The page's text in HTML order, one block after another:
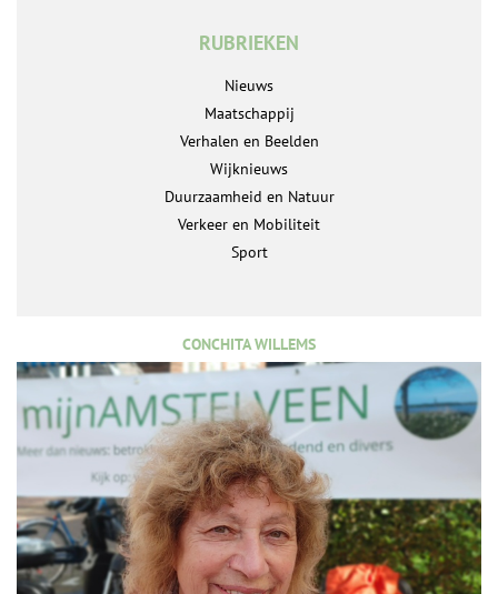
RUBRIEKEN
Nieuws
Maatschappij
Verhalen en Beelden
Wijknieuws
Duurzaamheid en Natuur
Verkeer en Mobiliteit
Sport
CONCHITA WILLEMS